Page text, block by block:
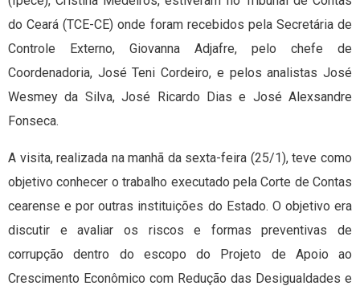
do Ceará (TCE-CE) onde foram recebidos pela Secretária de
Controle Externo, Giovanna Adjafre, pelo chefe de
Coordenadoria, José Teni Cordeiro, e pelos analistas José
Wesmey da Silva, José Ricardo Dias e José Alexsandre
Fonseca.
A visita, realizada na manhã da sexta-feira (25/1), teve como
objetivo conhecer o trabalho executado pela Corte de Contas
cearense e por outras instituições do Estado. O objetivo era
discutir e avaliar os riscos e formas preventivas de
corrupção dentro do escopo do Projeto de Apoio ao
Crescimento Econômico com Redução das Desigualdades e